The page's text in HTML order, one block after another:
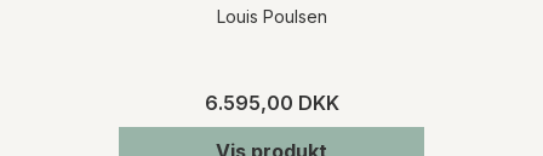
Louis Poulsen
6.595,00 DKK
Vis produkt